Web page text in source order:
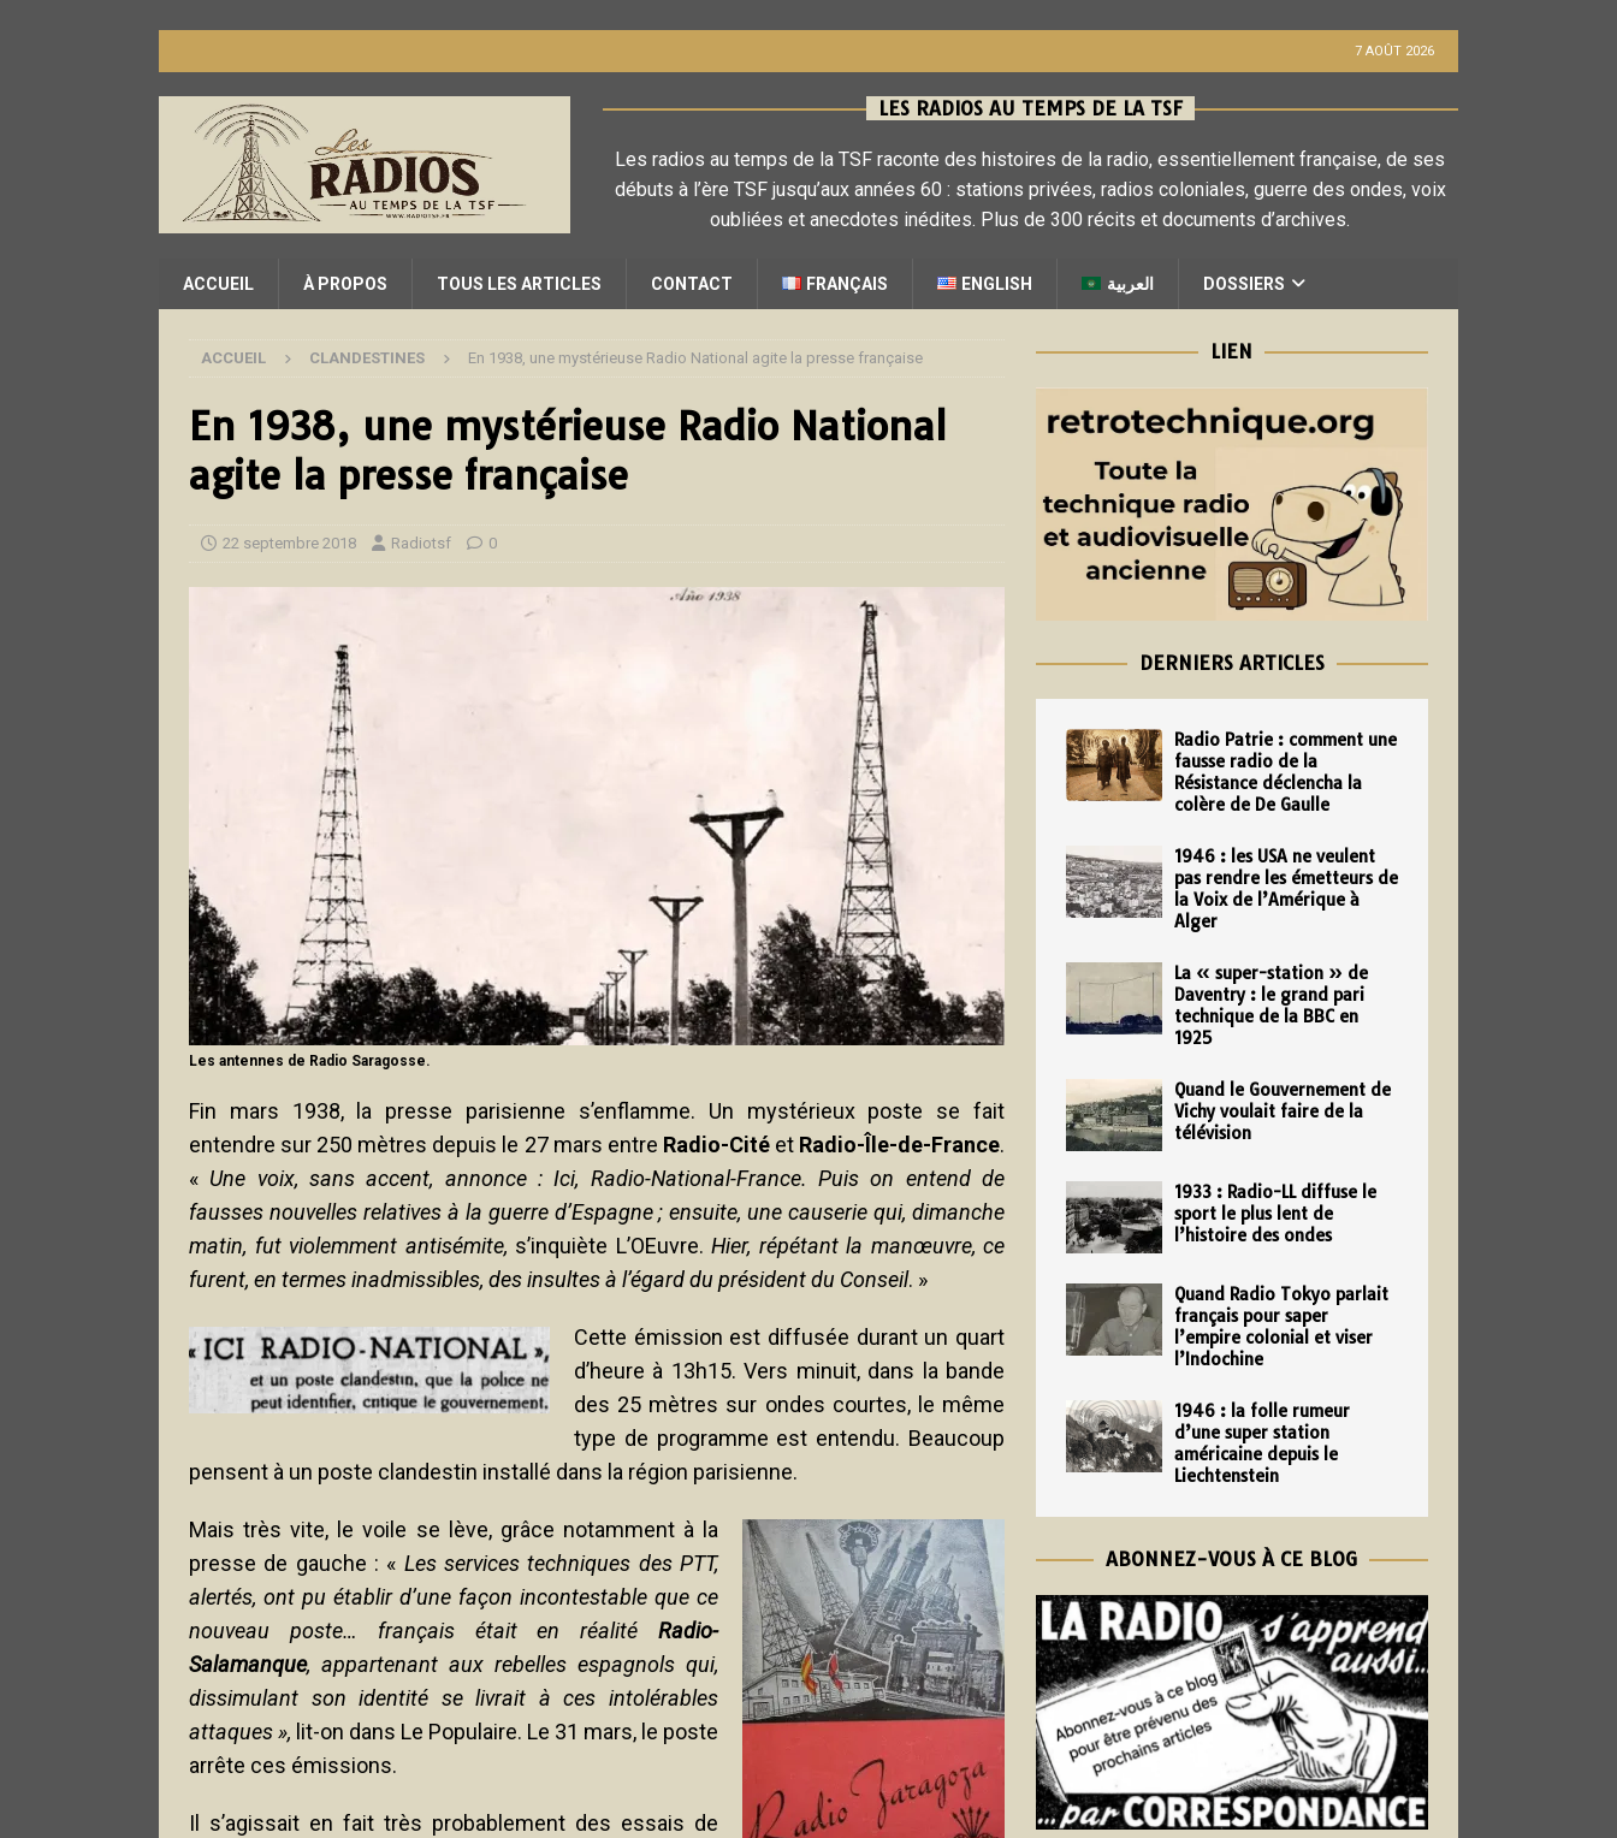
7 AOÛT 2026
LES RADIOS AU TEMPS DE LA TSF
Les radios au temps de la TSF raconte des histoires de la radio, essentiellement française, de ses
débuts à l’ère TSF jusqu’aux années 60 : stations privées, radios coloniales, guerre des ondes, voix
oubliées et anecdotes inédites. Plus de 300 récits et documents d’archives.
ACCUEIL À PROPOS TOUS LES ARTICLES CONTACT FRANÇAIS ENGLISH العربية DOSSIERS
ACCUEIL CLANDESTINES En 1938, une mystérieuse Radio National agite la presse française
En 1938, une mystérieuse Radio National
agite la presse française
22 septembre 2018 Radiotsf 0
Les antennes de Radio Saragosse.
Fin mars 1938, la presse parisienne s’enflamme. Un mystérieux poste se fait
entendre sur 250 mètres depuis le 27 mars entre Radio-CitéetRadio-Île-de-France.
« Une voix, sans accent, annonce : Ici, Radio-National-France. Puis on entend de
fausses nouvelles relatives à la guerre d’Espagne ; ensuite, une causerie qui, dimanche
matin, fut violemment antisémite, s’inquiète L’OEuvre.Hier, répétant la manœuvre, ce
furent, en termes inadmissibles, des insultes à l’égard du président du Conseil. »
Cette émission est diffusée durant un quart
d’heure à 13h15. Vers minuit, dans la bande
des 25 mètres sur ondes courtes, le même
type de programme est entendu. Beaucoup
pensent à un poste clandestin installé dans la région parisienne.
Mais très vite, le voile se lève, grâce notamment à la
presse de gauche : « Les services techniques des PTT,
alertés, ont pu établir d’une façon incontestable que ce
nouveau poste… français était en réalitéRadio-
Salamanque, appartenant aux rebelles espagnols qui,
dissimulant son identité se livrait à ces intolérables
attaques », lit-on dans Le Populaire. Le 31 mars, le poste
arrête ces émissions.
Il s’agissait en fait très probablement des essais de
LIEN
DERNIERS ARTICLES
Radio Patrie : comment une
fausse radio de la
Résistance déclencha la
colère de De Gaulle
1946 : les USA ne veulent
pas rendre les émetteurs de
la Voix de l’Amérique à
Alger
La « super-station » de
Daventry : le grand pari
technique de la BBC en
1925
Quand le Gouvernement de
Vichy voulait faire de la
télévision
1933 : Radio-LL diffuse le
sport le plus lent de
l’histoire des ondes
Quand Radio Tokyo parlait
français pour saper
l’empire colonial et viser
l’Indochine
1946 : la folle rumeur
d’une super station
américaine depuis le
Liechtenstein
ABONNEZ-VOUS À CE BLOG